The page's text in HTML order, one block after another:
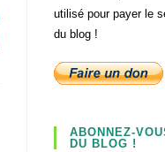
utilisé pour payer le
du blog !
ABONNEZ-
DU BLOG !